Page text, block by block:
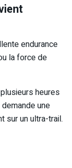
endurance
la force de
heures
une
sur un ultra-trail.